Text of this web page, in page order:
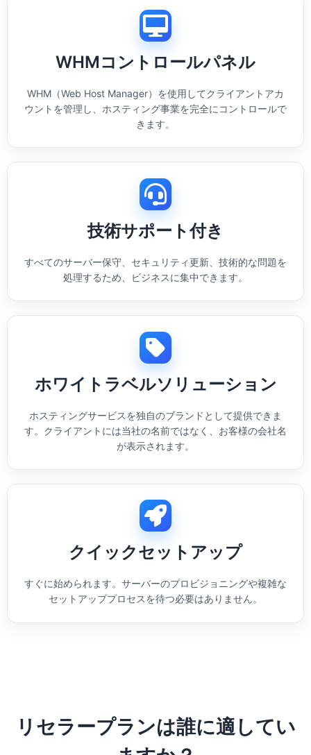
WHMコントロールパネル
WHM（Web Host Manager）を使用してクライアントアカ
ウントを管理し、ホスティング事業を完全にコントロールで
きます。
技術サポート付き
すべてのサーバー保守、セキュリティ更新、技術的な問題を
処理するため、ビジネスに集中できます。
ホワイトラベルソリューション
ホスティングサービスを独自のブランドとして提供できま
す。クライアントには当社の名前ではなく、お客様の会社名
が表示されます。
クイックセットアップ
すぐに始められます。サーバーのプロビジョニングや複雑な
セットアッププロセスを待つ必要はありません。
リセラープランは誰に適してい